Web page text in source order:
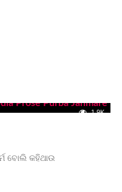
1.9K
ବୋଲି କହିଥାଉ